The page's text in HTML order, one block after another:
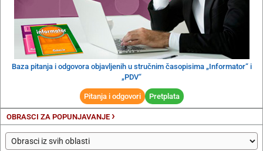
Baza pitanja i odgovora objavljenih u stručnim časopisima „Informator“ i
„PDV“
Pitanja i odgovori Pretplata
OBRASCI ZA POPUNJAVANJE ›